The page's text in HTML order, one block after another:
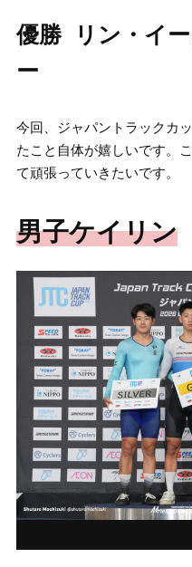
優勝 リン・イ
ー
今回、ジャパントラックカ
たこと自体が嬉しいです。
て頑張っていきたいです。
男子ケイリン